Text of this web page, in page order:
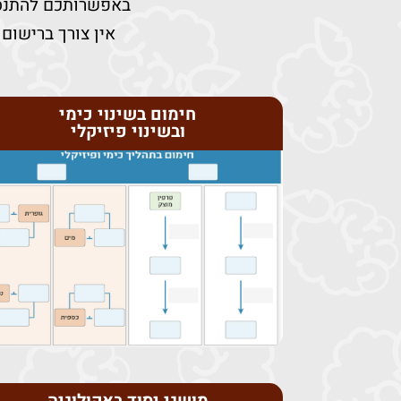
באפשרותכם
אין צורך
חימום בשינוי כימי
ובשינוי פיזיקלי
בפעילות זו בודקים מהן ההשפעות של
תהליך החימום על החומר: שינוי פיזיקלי
ושינוי כימי. מטרת הפעילות היא לארגן
את הידע בצורה שונה, על ידי גרירת
חומרים אל תוך טבלה. הארגון מחדש
מעורר שאלות וחשיבה.
לצפייה בפעילות לחץ כאן